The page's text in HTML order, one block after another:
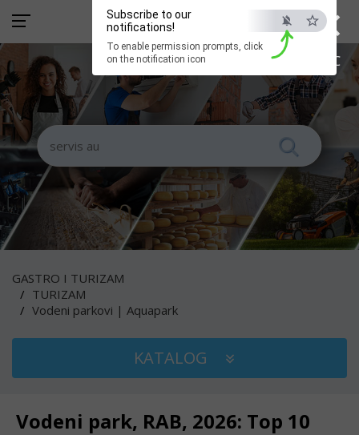
×
ESC
Subscribe to our
notifications!
To enable permission prompts, click
on the notification icon
GASTRO I TURIZAM
TURIZAM
Vodeni parkovi | Aquapark
KATALOG
Vodeni park, RAB, 2026: Top 10